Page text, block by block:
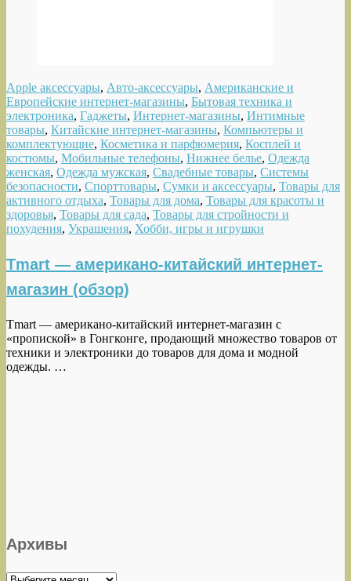
Apple аксессуары, Авто-аксессуары, Американские и
Европейские интернет-магазины, Бытовая техника и
электроника, Гаджеты, Интернет-магазины, Интимные
товары, Китайские интернет-магазины, Компьютеры и
комплектующие, Косметика и парфюмерия, Косплей и
костюмы, Мобильные телефоны, Нижнее белье, Одежда
женская, Одежда мужская, Свадебные товары, Системы
безопасности, Спорттовары, Сумки и аксессуары, Товары для
активного отдыха, Товары для дома, Товары для красоты и
здоровья, Товары для сада, Товары для стройности и
похудения, Украшения, Хобби, игры и игрушки
Tmart — американо-китайский интернет-
магазин (обзор)
Tmart — американо-китайский интернет-магазин с
«пропиской» в Гонгконге, продающий множество товаров от
техники и электроники до товаров для дома и модной
одежды. …
Архивы
Архивы